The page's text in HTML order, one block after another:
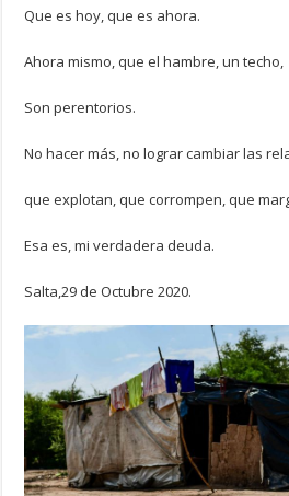
Que es hoy, que es ahora.
Ahora mismo, que el hambre, un techo,
Son perentorios.
No hacer más, no lograr cambiar las
que explotan, que corrompen, que
Esa es, mi verdadera deuda.
Salta,29 de Octubre 2020.